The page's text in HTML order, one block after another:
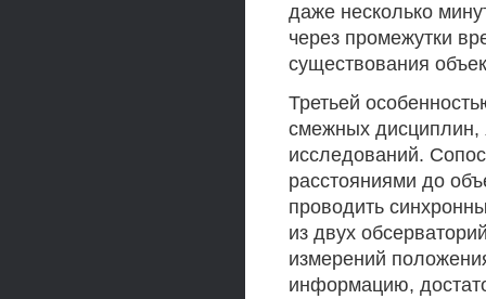
даже несколько
через промежутки
существования
Третьей
смежных дисциплин,
исследований.
расстояниями до
проводить
из двух
измерений
информацию,